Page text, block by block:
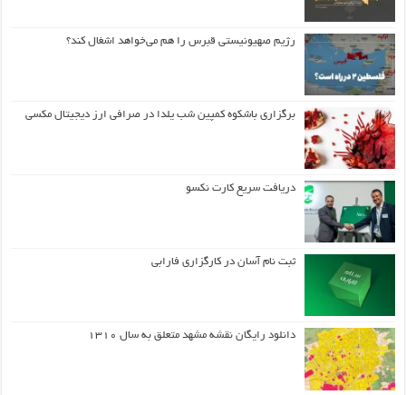
رژیم صهیونیستی قبرس را هم می‌خواهد اشغال کند؟
برگزاری باشکوه کمپین شب یلدا در صرافی ارز دیجیتال مکسی
دریافت سریع کارت نکسو
ثبت نام آسان در کارگزاری فارابی
دانلود رایگان نقشه مشهد متعلق به سال ۱۳۱۰